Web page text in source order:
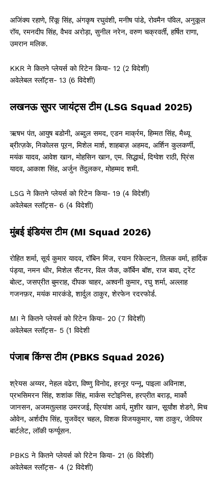
अजिंक्य रहाणे, रिंकू सिंह, अंगकृष रघुवंशी, मनीष पांडे, रोवमैन पॉवेल, अनुकूल
रॉय, रमनदीप सिंह, वैभव अरोड़ा, सुनील नरेन, वरुण चक्रवर्ती, हर्षित राणा,
उमरान मलिक.
KKR ने कितने प्लेयर्स को रिटेन किया- 12 (2 विदेशी)
अवेलेबल स्लॉट्स- 13 (6 विदेशी)
लखनऊ सुपर जायंट्स टीम (LSG Squad 2025)
ऋषभ पंत, आयुष बडोनी, अब्दुल समद, एडन मार्क्रम, हिम्मत सिंह, मैथ्यू
ब्रीत्ज़के, निकोलस पूरन, मिशेल मार्श, शाहबाज़ अहमद, अर्शिन कुलकर्णी,
मयंक यादव, आवेश खान, मोहसिन खान, एम. सिद्धार्थ, दिग्वेश राठी, प्रिंस
यादव, आकाश सिंह, अर्जुन तेंदुलकर, मोहम्मद शमी.
LSG ने कितने प्लेयर्स को रिटेन किया- 19 (4 विदेशी)
अवेलेबल स्लॉट्स- 6 (4 विदेशी)
मुंबई इंडियंस टीम (MI Squad 2026)
रोहित शर्मा, सूर्य कुमार यादव, रॉबिन मिंज, रयान रिकेल्टन, तिलक वर्मा, हार्दिक
पंड्या, नमन धीर, मिशेल सैंटनर, विल जैक, कॉर्बिन बॉश, राज बावा, ट्रेंट
बोल्ट, जसप्रीत बुमराह, दीपक चाहर, अश्वनी कुमार, रघु शर्मा, अल्लाह
गजनफ़र, मयंक मारकंडे, शार्दुल ठाकुर, शेरफेन रदरफोर्ड.
MI ने कितने प्लेयर्स को रिटेन किया- 20 (7 विदेशी)
अवेलेबल स्लॉट्स- 5 (1 विदेशी
पंजाब किंग्स टीम (PBKS Squad 2026)
श्रेयस अय्यर, नेहल वढेरा, विष्णु विनोद, हरनूर पन्नू, पाइला अविनाश,
प्रभसिमरन सिंह, शशांक सिंह, मार्कस स्टोइनिस, हरप्रीत बराड़, मार्को
जानसन, अजमतुल्लाह उमरजई, प्रियांश आर्य, मुशीर खान, सूर्यांश शेडगे, मिच
ओवेन, अर्शदीप सिंह, युजवेंद्र चहल, विशक विजयकुमार, यश ठाकुर, जेवियर
बार्टलेट, लॉकी फर्ग्यूसन.
PBKS ने कितने प्लेयर्स को रिटेन किया- 21 (6 विदेशी)
अवेलेबल स्लॉट्स- 4 (2 विदेशी)